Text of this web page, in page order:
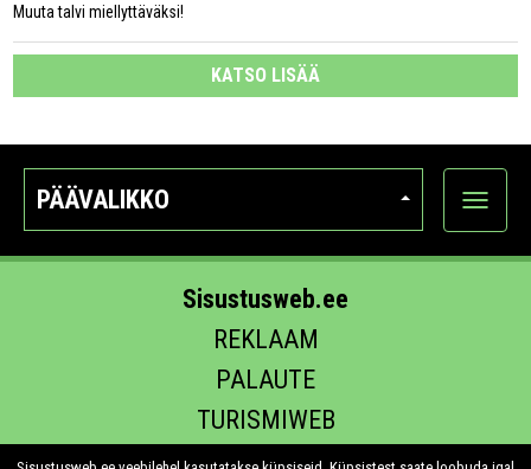
Muuta talvi miellyttäväksi!
KATSO LISÄÄ
PÄÄVALIKKO
Näytä
Sisustusweb.ee
REKLAAM
PALAUTE
TURISMIWEB
EHITUS.EE